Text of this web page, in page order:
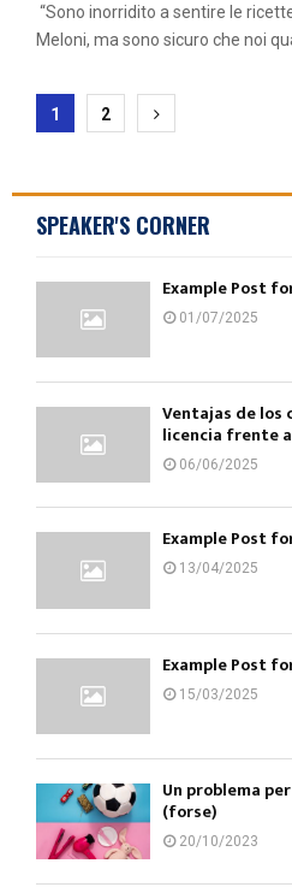
“Sono inorridito a sentire le
Meloni, ma sono sicuro che noi
Paginazione
articoli
1 2
SPEAKER'S CORNER
Example Post
01/07/2025
Ventajas de los
licencia frente a
06/06/2025
Example Post
13/04/2025
Example Post
15/03/2025
Un problema
(forse)
20/10/2023